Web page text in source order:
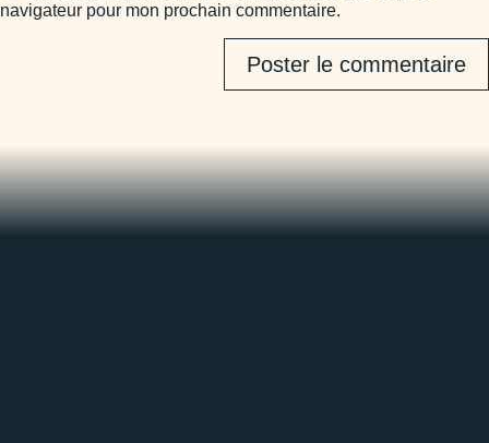
navigateur pour mon prochain commentaire.